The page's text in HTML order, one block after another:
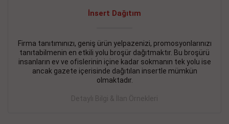
İnsert Dağıtım
Firma tanıtımınızı, geniş ürün yelpazenizi, promosyonlarınızı
tanıtabilmenin en etkili yolu broşür dağıtmaktır. Bu broşürü
insanların ev ve ofislerinin içine kadar sokmanın tek yolu ise
ancak gazete içerisinde dağıtılan insertle mümkün
olmaktadır.
Detaylı Bilgi & İlan Örnekleri
DEVREMÜLK KİRALIK İlanı- 11.09.2018
SİNYE Tekstile Şoförlüğü olan 35 yaşını aşmamış, Depo
elemanı alınacaktır. Osmanbey, Şişli